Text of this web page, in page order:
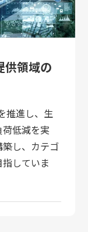
供領域の
推進し、生
低減を実
し、カテゴ
していま